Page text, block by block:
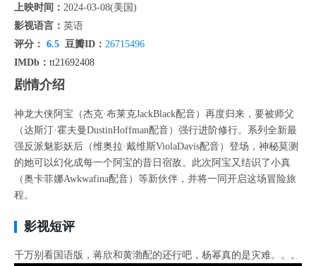
上映时间： 2024-03-08(美国)
影视语言： 英语
评分： 6.5 豆瓣ID： 26715496
IMDb： tt21692408
剧情介绍
神龙大侠阿宝（杰克·布莱克JackBlack配音）再度归来，要被师父
（达斯汀·霍夫曼DustinHoffman配音）强行进阶修行。系列全新最
强反派魅影妖后（维奥拉·戴维斯ViolaDavis配音）登场，神秘莫测
的她可以幻化成每一个阿宝的昔日宿敌。此次阿宝又结识了小真
（奥卡菲娜Awkwafina配音）等新伙伴，并将一同开启这场冒险旅
程。
影视短评
千万别看国语版，蒋欣和黄渤配的还行吧，杨幂真的是灾难。。。